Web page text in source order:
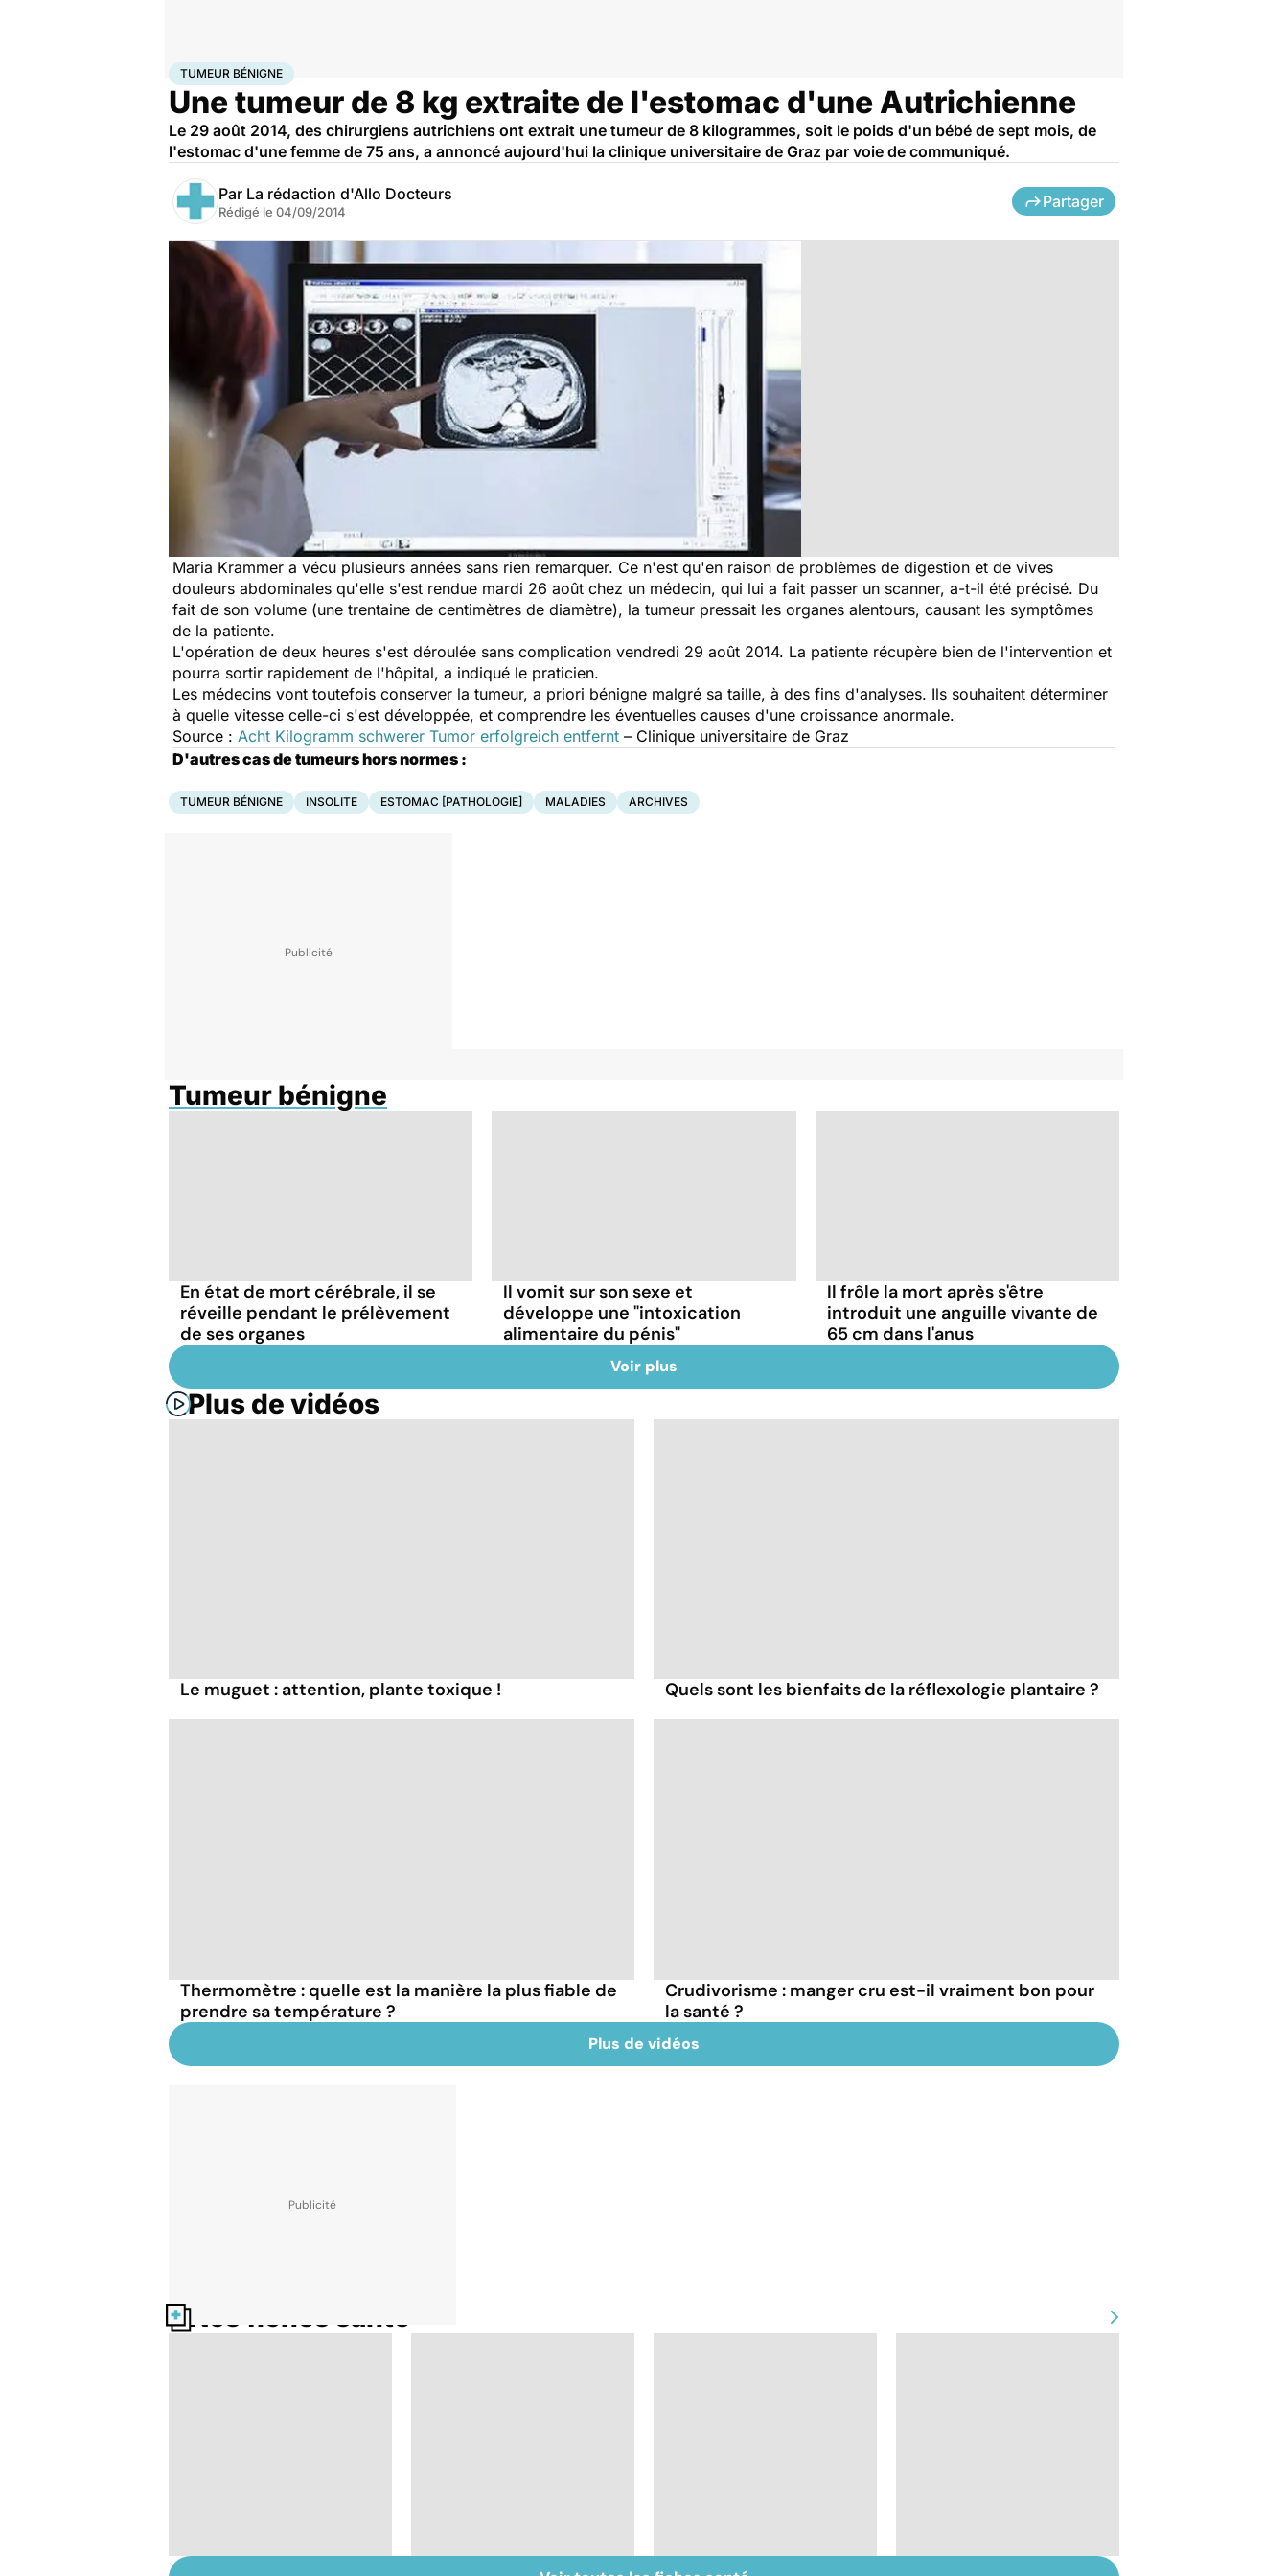
AccueilSantéMaladies Tumeur bénigne
TUMEUR BÉNIGNE
Une tumeur de 8 kg extraite de l'estomac d'une Autrichienne
Le 29 août 2014, des chirurgiens autrichiens ont extrait une tumeur de 8 kilogrammes, soit le poids d'un bébé de sept mois, de
l'estomac d'une femme de 75 ans, a annoncé aujourd'hui la clinique universitaire de Graz par voie de communiqué.
Par La rédaction d'Allo Docteurs
Rédigé le 04/09/2014
Partager
Maria Krammer a vécu plusieurs années sans rien remarquer. Ce n'est qu'en raison de problèmes de digestion et de vives
douleurs abdominales qu'elle s'est rendue mardi 26 août chez un médecin, qui lui a fait passer un scanner, a-t-il été précisé. Du
fait de son volume (une trentaine de centimètres de diamètre), la tumeur pressait les organes alentours, causant les symptômes
de la patiente.
L'opération de deux heures s'est déroulée sans complication vendredi 29 août 2014. La patiente récupère bien de l'intervention et
pourra sortir rapidement de l'hôpital, a indiqué le praticien.
Les médecins vont toutefois conserver la tumeur, a priori bénigne malgré sa taille, à des fins d'analyses. Ils souhaitent déterminer
à quelle vitesse celle-ci s'est développée, et comprendre les éventuelles causes d'une croissance anormale.
Source : Acht Kilogramm schwerer Tumor erfolgreich entfernt – Clinique universitaire de Graz
D'autres cas de tumeurs hors normes :
TUMEUR BÉNIGNE INSOLITE ESTOMAC [PATHOLOGIE] MALADIES ARCHIVES
Tumeur bénigne
En état de mort cérébrale, il se
réveille pendant le prélèvement
de ses organes
Il vomit sur son sexe et
développe une "intoxication
alimentaire du pénis"
Il frôle la mort après s'être
introduit une anguille vivante de
65 cm dans l'anus
Voir plus
Plus de vidéos
Le muguet : attention, plante toxique ! Quels sont les bienfaits de la réflexologie plantaire ?
Thermomètre : quelle est la manière la plus fiable de
prendre sa température ?
Crudivorisme : manger cru est-il vraiment bon pour
la santé ?
Plus de vidéos
Nos fiches santé